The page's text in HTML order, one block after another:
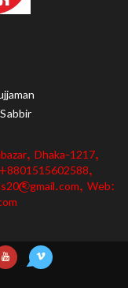
Dhaka-1217,
Web: